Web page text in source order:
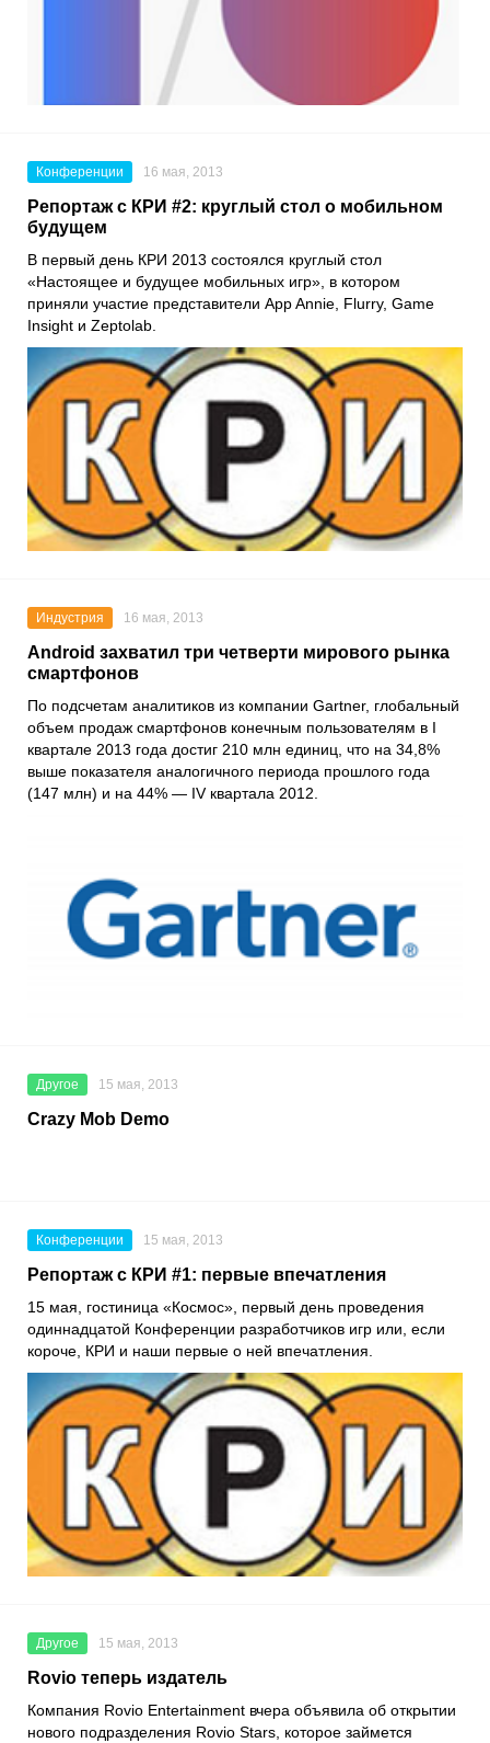
Конференции 16 мая, 2013
Репортаж с КРИ #2: круглый стол о мобильном
будущем
В первый день КРИ 2013 состоялся круглый стол
«Настоящее и будущее мобильных игр», в котором
приняли участие представители App Annie, Flurry, Game
Insight и Zeptolab.
Индустрия 16 мая, 2013
Android захватил три четверти мирового рынка
смартфонов
По подсчетам аналитиков из компании Gartner, глобальный
объем продаж смартфонов конечным пользователям в I
квартале 2013 года достиг 210 млн единиц, что на 34,8%
выше показателя аналогичного периода прошлого года
(147 млн) и на 44% — IV квартала 2012.
Другое 15 мая, 2013
Crazy Mob Demo
Конференции 15 мая, 2013
Репортаж с КРИ #1: первые впечатления
15 мая, гостиница «Космос», первый день проведения
одиннадцатой Конференции разработчиков игр или, если
короче, КРИ и наши первые о ней впечатления.
Другое 15 мая, 2013
Rovio теперь издатель
Компания Rovio Entertainment вчера объявила об открытии
нового подразделения Rovio Stars, которое займется